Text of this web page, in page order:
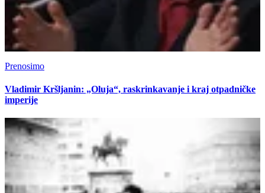
Prenosimo
Vladimir Kršljanin: „Oluja“, raskrinkavanje i kraj otpadničke
imperije